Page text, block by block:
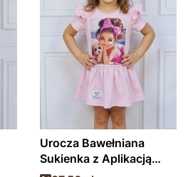
Urocza Bawełniana
Sukienka z Aplikacją
"Dziewczynka i Piesek" -